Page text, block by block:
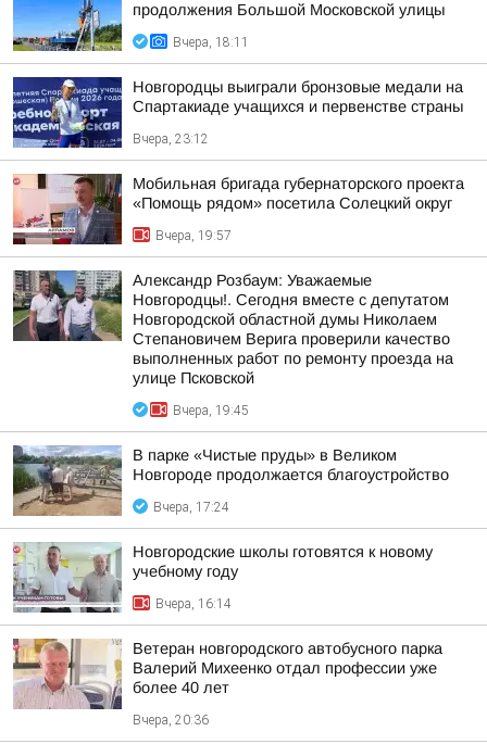
продолжения Большой Московской улицы
Вчера, 18:11
Новгородцы выиграли бронзовые медали на
Спартакиаде учащихся и первенстве страны
Вчера, 23:12
Мобильная бригада губернаторского проекта
«Помощь рядом» посетила Солецкий округ
Вчера, 19:57
Александр Розбаум: Уважаемые
Новгородцы!. Сегодня вместе с депутатом
Новгородской областной думы Николаем
Степановичем Верига проверили качество
выполненных работ по ремонту проезда на
улице Псковской
Вчера, 19:45
В парке «Чистые пруды» в Великом
Новгороде продолжается благоустройство
Вчера, 17:24
Новгородские школы готовятся к новому
учебному году
Вчера, 16:14
Ветеран новгородского автобусного парка
Валерий Михеенко отдал профессии уже
более 40 лет
Вчера, 20:36